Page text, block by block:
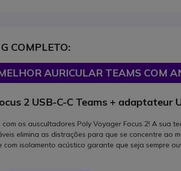
COMPLETO:
AURICULAR TEAMS COM
2 USB-C-C Teams + adaptateur
com os auscultadores Poly Voyager Focus 2! A sua
elimina as distrações para que se concentre ao
com isolamento acústico garante que seja sempre